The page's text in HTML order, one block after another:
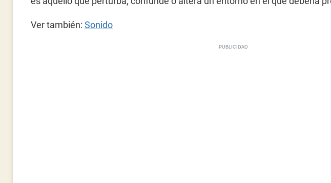
Ver también: Sonido